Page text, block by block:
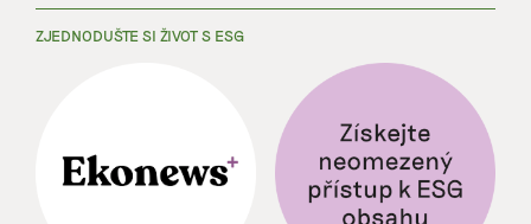
ZJEDNODUŠTE SI ŽIVOT S ESG